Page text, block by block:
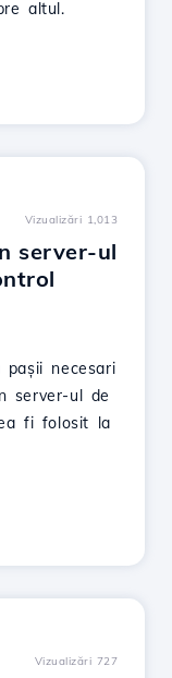
altul.
Vizualizări 1,013
server-ul
necesari
server-ul de
fi folosit la
Vizualizări 727